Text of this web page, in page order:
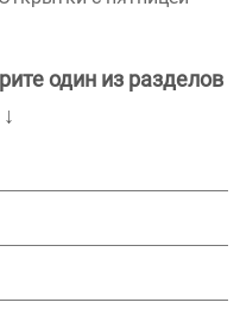
один из разделов